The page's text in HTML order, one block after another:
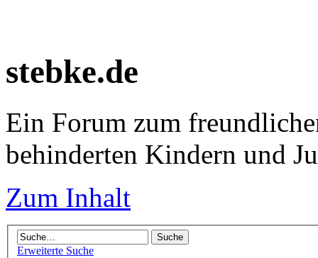
stebke.de
Ein Forum zum
behinderten Kindern und
Zum Inhalt
Erweiterte Suche